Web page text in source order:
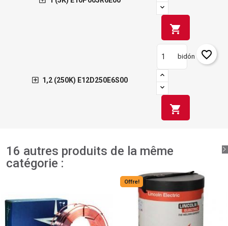
shopping_cart
1,2 (250K) E12D250E6S00
bidón
shopping_cart
favorite_border
16 autres produits de la même
catégorie :
Offre!